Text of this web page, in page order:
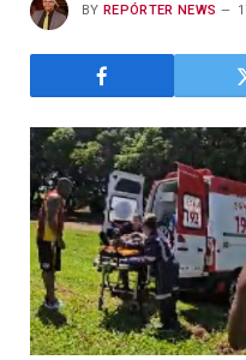
BY REPÓRTER NEWS